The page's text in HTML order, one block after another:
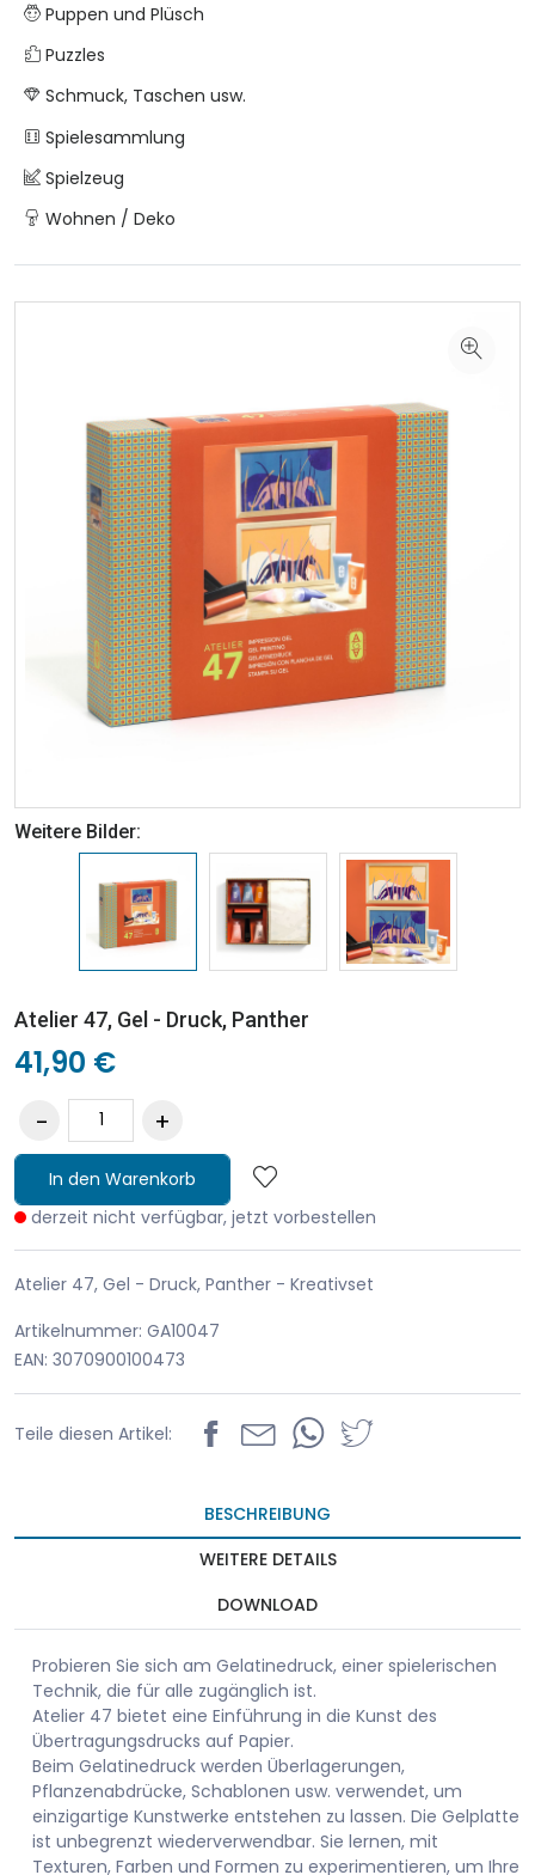
Puppen und Plüsch
Puzzles
Schmuck, Taschen usw.
Spielesammlung
Spielzeug
Wohnen / Deko
Weitere Bilder:
Atelier 47, Gel - Druck, Panther
41,90 €
In den Warenkorb
derzeit nicht verfügbar, jetzt vorbestellen
Atelier 47, Gel - Druck, Panther - Kreativset
Artikelnummer: GA10047
EAN: 3070900100473
Teile diesen Artikel:
BESCHREIBUNG
WEITERE DETAILS
DOWNLOAD
Probieren Sie sich am Gelatinedruck, einer spielerischen
Technik, die für alle zugänglich ist.
Atelier 47 bietet eine Einführung in die Kunst des
Übertragungsdrucks auf Papier.
Beim Gelatinedruck werden Überlagerungen,
Pflanzenabdrücke, Schablonen usw. verwendet, um
einzigartige Kunstwerke entstehen zu lassen. Die Gelplatte
ist unbegrenzt wiederverwendbar. Sie lernen, mit
Texturen, Farben und Formen zu experimentieren, um Ihre